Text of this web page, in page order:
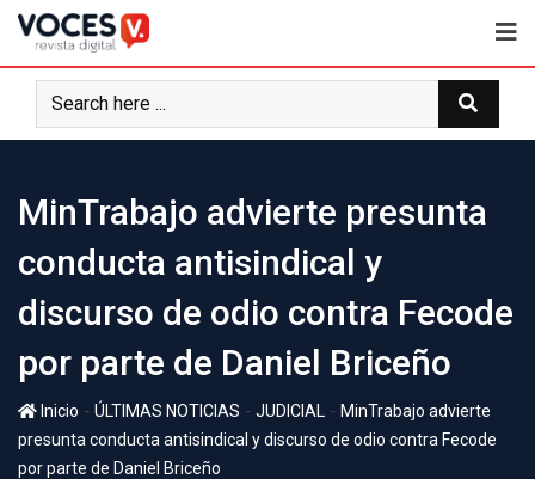
MinTrabajo advierte presunta
conducta antisindical y
discurso de odio contra Fecode
por parte de Daniel Briceño
Inicio - ÚLTIMAS NOTICIAS - JUDICIAL - MinTrabajo advierte
presunta conducta antisindical y discurso de odio contra Fecode
por parte de Daniel Briceño